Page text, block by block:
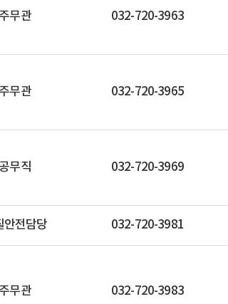
무관 032-720-3963
무관 032-720-3965
무직 032-720-3969
안전담당 032-720-3981
무관 032-720-3983